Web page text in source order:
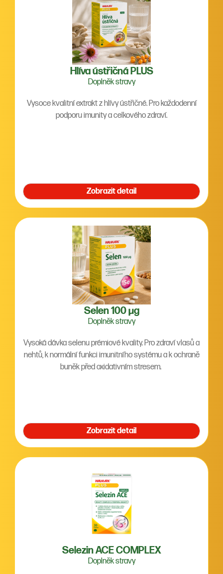
Hlíva ústřičná PLUS
Doplněk stravy
Vysoce kvalitní extrakt z hlívy ústřičné. Pro každodenní
podporu imunity a celkového zdraví.
Zobrazit detail
Selen 100 µg
Doplněk stravy
Vysoká dávka selenu prémiové kvality. Pro zdraví vlasů a
nehtů, k normální funkci imunitního systému a k ochraně
buněk před oxidativním stresem.
Zobrazit detail
Selezin ACE COMPLEX
Doplněk stravy